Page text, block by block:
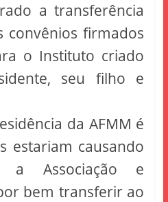
a transferência
convênios firmados
o Instituto criado
seu filho e
da AFMM é
estariam causando
a Associação e
bem transferir ao